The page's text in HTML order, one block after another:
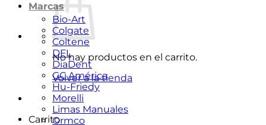
No hay productos en el carrito.
Volver a la tienda
Carrito
Marcas
Bio-Art
Colgate
Coltene
DFL
DiaDent
GC América
Hu-Friedy
Morelli
Limas Manuales
Ormco